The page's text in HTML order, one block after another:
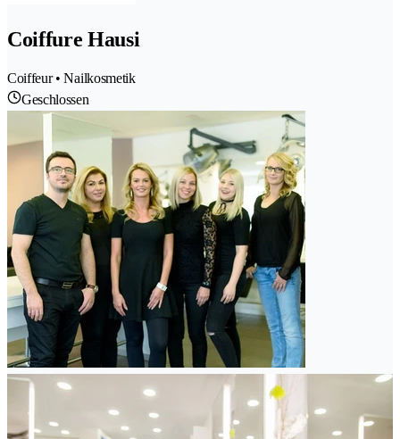
Coiffure Hausi
Coiffeur • Nailkosmetik
Geschlossen